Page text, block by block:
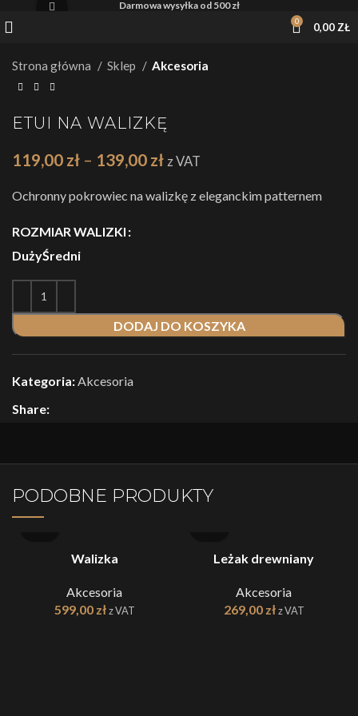
Darmowa wysyłka od 500 zł
0 0,00 ZŁ
Kliknij, żeby powiększyć
Strona główna Sklep Akcesoria
ETUI NA WALIZKĘ
119,00 zł – 139,00 zł z VAT
Ochronny pokrowiec na walizkę z eleganckim patternem
ROZMIAR WALIZKI
DużyŚredni
DODAJ DO KOSZYKA
Kategoria: Akcesoria
Share:
PODOBNE PRODUKTY
Walizka
Akcesoria
599,00 zł z VAT
Leżak drewniany
Akcesoria
269,00 zł z VAT